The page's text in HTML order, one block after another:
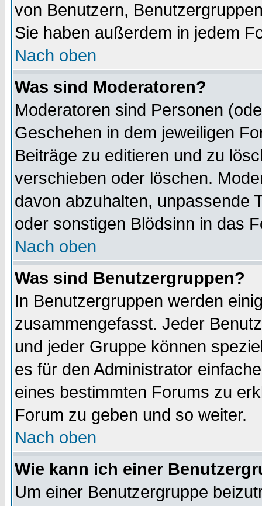
von Benutzern,
Sie haben außerdem in jedem
Nach oben
Was sind Moderatoren?
Moderatoren sind Personen
Geschehen in dem jeweiligen
Beiträge zu editieren und zu
verschieben oder löschen.
davon abzuhalten, unpassende
oder sonstigen Blödsinn in das
Nach oben
Was sind Benutzergruppen?
In Benutzergruppen werden
zusammengefasst. Jeder
und jeder Gruppe können
es für den Administrator
eines bestimmten Forums zu
Forum zu geben und so weiter.
Nach oben
Wie kann ich einer
Um einer Benutzergruppe